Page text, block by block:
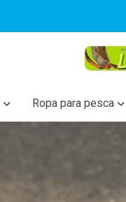
Ropa para pesca